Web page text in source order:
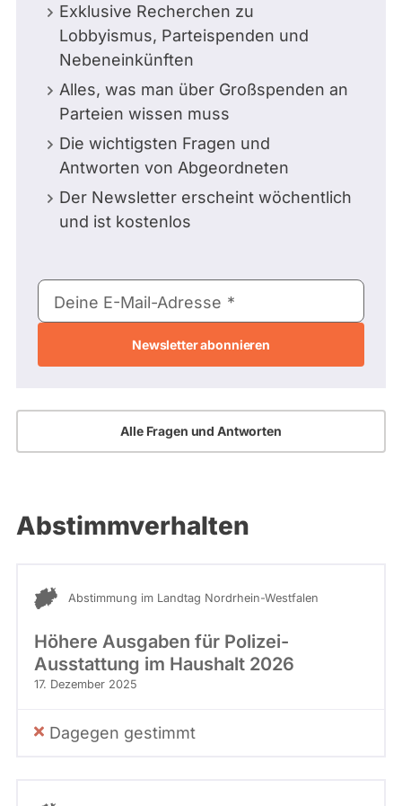
Exklusive Recherchen zu
Lobbyismus, Parteispenden und
Nebeneinkünften
Alles, was man über Großspenden an
Parteien wissen muss
Die wichtigsten Fragen und
Antworten von Abgeordneten
Der Newsletter erscheint wöchentlich
und ist kostenlos
E-
Mail-
Deine E-Mail-Adresse
Alle Fragen und Antworten
Abstimmverhalten
Abstimmung im Landtag Nordrhein-Westfalen
Höhere Ausgaben für Polizei-
Ausstattung im Haushalt 2026
17. Dezember 2025
Dagegen gestimmt